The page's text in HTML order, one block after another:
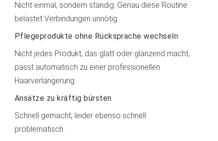
Nicht einmal, sondern ständig. Genau diese Routine
belastet Verbindungen unnötig.
Pflegeprodukte ohne Rücksprache wechseln
Nicht jedes Produkt, das glatt oder glänzend macht,
passt automatisch zu einer professionellen
Haarverlängerung.
Ansätze zu kräftig bürsten
Schnell gemacht, leider ebenso schnell
problematisch.